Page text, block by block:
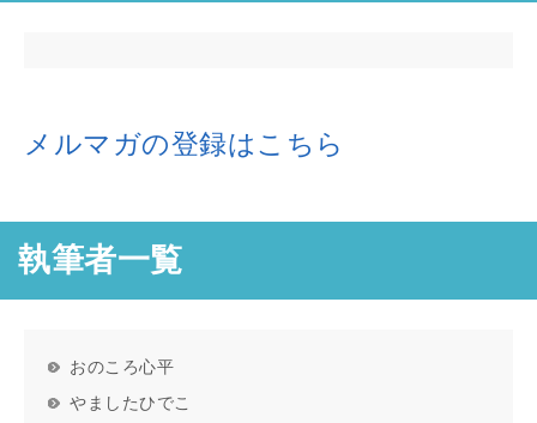
メルマガの登録はこちら
執筆者一覧
おのころ心平
やましたひでこ